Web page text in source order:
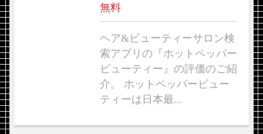
無料
ヘア&ビューティーサロン検
索アプリの『ホットペッパー
ビューティー』の評価のご紹
介。 ホットペッパービュー
ティーは日本最...